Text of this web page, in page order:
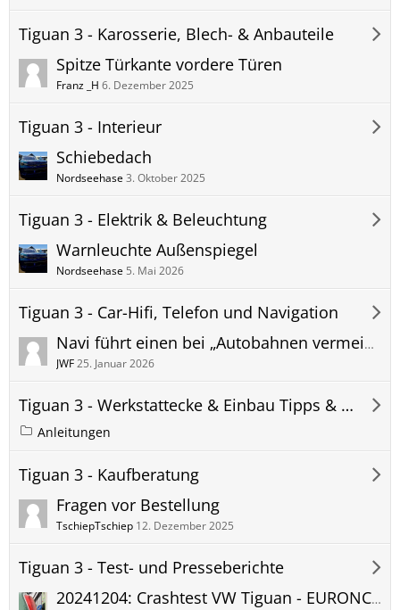
Tiguan 3 - Karosserie, Blech- & Anbauteile
Spitze Türkante vordere Türen
Franz _H 6. Dezember 2025
Tiguan 3 - Interieur
Schiebedach
Nordseehase3. Oktober 2025
Tiguan 3 - Elektrik & Beleuchtung
Warnleuchte Außenspiegel
Nordseehase 5. Mai 2026
Tiguan 3 - Car-Hifi, Telefon und Navigation
Navi führt einen bei „Autobahnen vermeiden“ die seltsamsten, verschlungen Pfade, als hätte man kürzeste Strecke eingegeben.
JWF25. Januar 2026
Tiguan 3 - Werkstattecke & Einbau Tipps & Tricks
Anleitungen
Tiguan 3 - Kaufberatung
Fragen vor Bestellung
TschiepTschiep 12. Dezember 2025
Tiguan 3 - Test- und Presseberichte
20241204: Crashtest VW Tiguan - EURONCAP CRASHTESTS 2024 5 Sterne sind immer noch nicht selbstverständlich